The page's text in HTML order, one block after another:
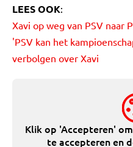
LEES OOK:
Xavi op weg van PSV naar
'PSV kan het
verbolgen over Xavi
Klik op 'Accepteren'
te accepteren en